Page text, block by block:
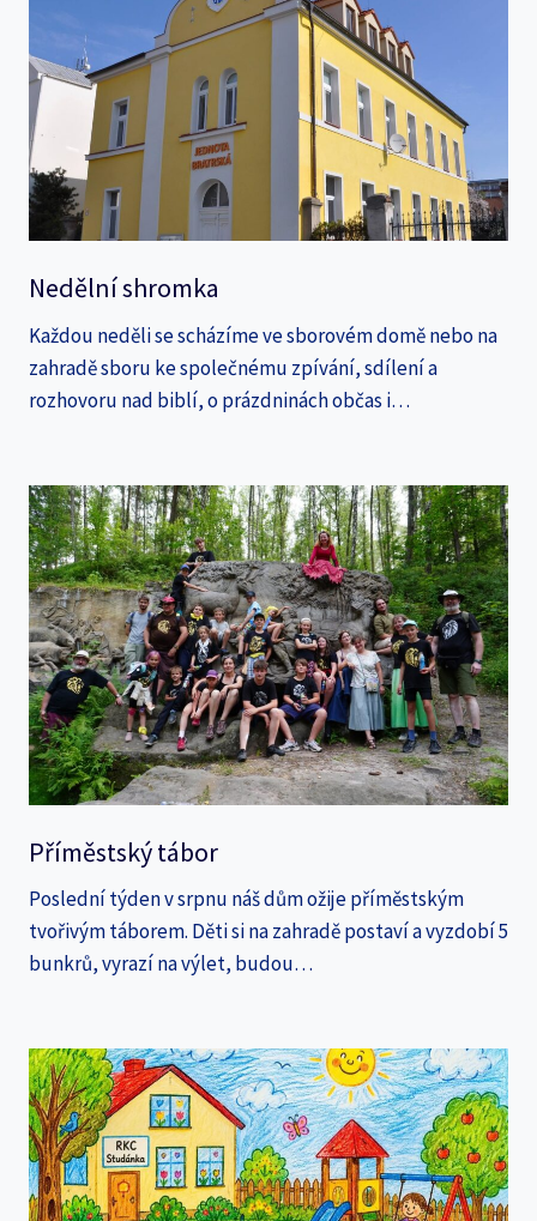
Nedělní shromka
Každou neděli se scházíme ve sborovém domě nebo na
zahradě sboru ke společnému zpívání, sdílení a
rozhovoru nad biblí, o prázdninách občas i…
Příměstský tábor
Poslední týden v srpnu náš dům ožije příměstským
tvořivým táborem. Děti si na zahradě postaví a vyzdobí 5
bunkrů, vyrazí na výlet, budou…